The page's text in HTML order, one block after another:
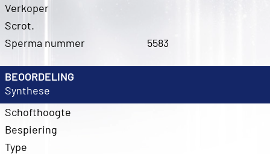
Verkoper
Scrot.
Sperma nummer
5583
BEOORDELING
Synthese
Schofthoogte
Bespiering
Type